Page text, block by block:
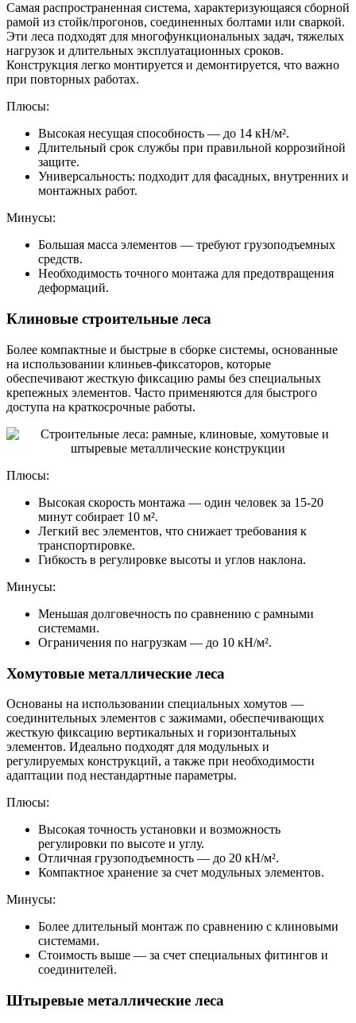
Самая распространенная система, характеризующаяся сборной
рамой из стойк/прогонов, соединенных болтами или сваркой.
Эти леса подходят для многофункциональных задач, тяжелых
нагрузок и длительных эксплуатационных сроков.
Конструкция легко монтируется и демонтируется, что важно
при повторных работах.
Плюсы:
Высокая несущая способность — до 14 кН/м².
Длительный срок службы при правильной коррозийной
защите.
Универсальность: подходит для фасадных, внутренних и
монтажных работ.
Минусы:
Большая масса элементов — требуют грузоподъемных
средств.
Необходимость точного монтажа для предотвращения
деформаций.
Клиновые строительные леса
Более компактные и быстрые в сборке системы, основанные
на использовании клиньев-фиксаторов, которые
обеспечивают жесткую фиксацию рамы без специальных
крепежных элементов. Часто применяются для быстрого
доступа на краткосрочные работы.
Плюсы:
Высокая скорость монтажа — один человек за 15-20
минут собирает 10 м².
Легкий вес элементов, что снижает требования к
транспортировке.
Гибкость в регулировке высоты и углов наклона.
Минусы:
Меньшая долговечность по сравнению с рамными
системами.
Ограничения по нагрузкам — до 10 кН/м².
Хомутовые металлические леса
Основаны на использовании специальных хомутов —
соединительных элементов с зажимами, обеспечивающих
жесткую фиксацию вертикальных и горизонтальных
элементов. Идеально подходят для модульных и
регулируемых конструкций, а также при необходимости
адаптации под нестандартные параметры.
Плюсы:
Высокая точность установки и возможность
регулировки по высоте и углу.
Отличная грузоподъемность — до 20 кН/м².
Компактное хранение за счет модульных элементов.
Минусы:
Более длительный монтаж по сравнению с клиновыми
системами.
Стоимость выше — за счет специальных фитингов и
соединителей.
Штыревые металлические леса